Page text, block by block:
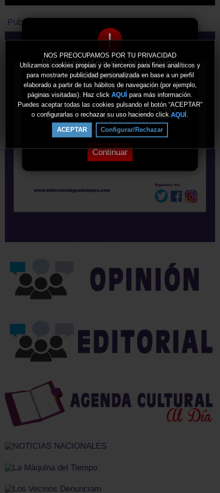
!
Bloqueador de anuncios
detectado!
Hemos detectado que estás usando un
bloqueador de anuncios en tu navegador.
Los anuncios nos permiten mantener y
gestionar este sitio. Por favor, añade
nuestro sitio a la lista blanca de tu
bloqueador de anuncios.
Continuar
NOS PREOCUPAMOS POR TU PRIVACIDAD
Utilizamos cookies propias y de terceros para fines analíticos y
para mostrarte publicidad personalizada en base a un perfil
elaborado a partir de tus hábitos de navegación (por ejemplo,
páginas visitadas). Haz click AQUÍ para más información.
Puedes aceptar todas las cookies pulsando el botón “ACEPTAR”
o configurarlas o rechazar su uso haciendo click AQUÍ
ACEPTAR Configurar/Rechazar
Publicidad